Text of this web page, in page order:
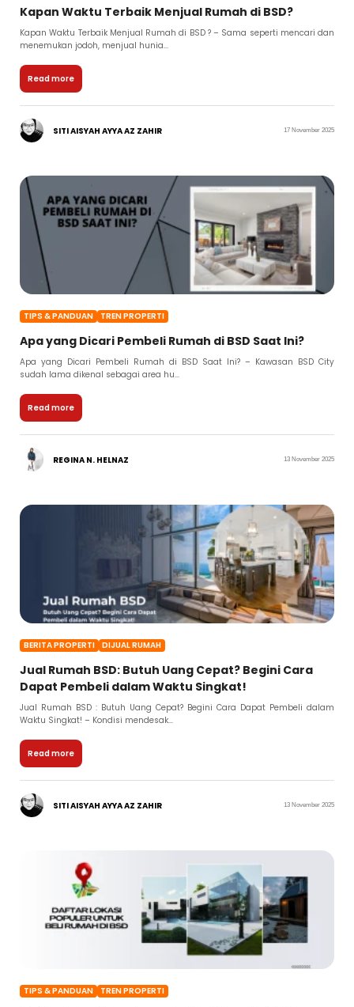
Kapan Waktu Terbaik Menjual Rumah di BSD?
Kapan Waktu Terbaik Menjual Rumah di BSD ? – Sama seperti mencari dan
menemukan jodoh, menjual hunia...
Read more
SITI AISYAH AYYA AZ ZAHIR 17 November 2025
TIPS & PANDUAN TREN PROPERTI
Apa yang Dicari Pembeli Rumah di BSD Saat Ini?
Apa yang Dicari Pembeli Rumah di BSD Saat Ini? – Kawasan BSD City
sudah lama dikenal sebagai area hu...
Read more
REGINA N. HELNAZ 13 November 2025
BERITA PROPERTI DIJUAL RUMAH
Jual Rumah BSD: Butuh Uang Cepat? Begini Cara
Dapat Pembeli dalam Waktu Singkat!
Jual Rumah BSD : Butuh Uang Cepat? Begini Cara Dapat Pembeli dalam
Waktu Singkat! – Kondisi mendesak...
Read more
SITI AISYAH AYYA AZ ZAHIR 13 November 2025
TIPS & PANDUAN TREN PROPERTI